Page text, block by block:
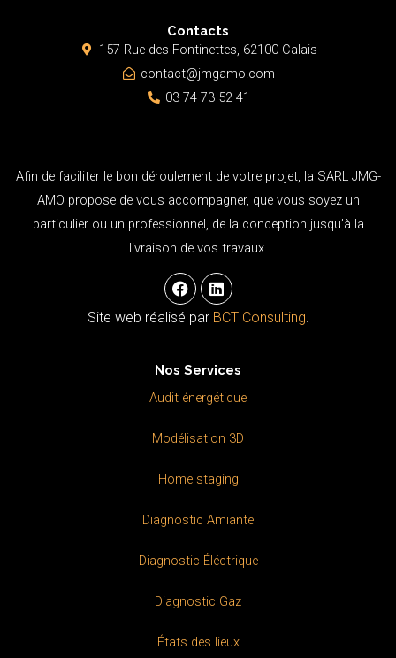
Contacts
157 Rue des Fontinettes, 62100 Calais
contact@jmgamo.com
03 74 73 52 41
Afin de faciliter le bon déroulement de votre projet, la SARL JMG-
AMO propose de vous accompagner, que vous soyez un
particulier ou un professionnel, de la conception jusqu’à la
livraison de vos travaux.
F
a
c
e
o
k
L
i
n
k
i
n
Site web réalisé par BCT Consulting.
Nos Services
Audit énergétique
Modélisation 3D
Home staging
Diagnostic Amiante
Diagnostic Éléctrique
Diagnostic Gaz
États des lieux